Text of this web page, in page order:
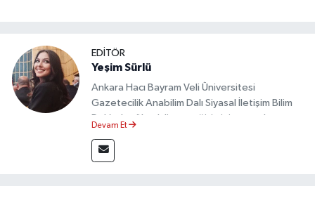
EDİTÖR
Yeşim Sürlü
Ankara Hacı Bayram Veli Üniversitesi
Gazetecilik Anabilim Dalı Siyasal İletişim Bilim
Dalı’nda yüksek lisans eğitimini tamamlamıştır.
akademik çalışmalar gerçekleştirmiştir.
Taşköprü Postası internet haber sitesinde
Devam Et